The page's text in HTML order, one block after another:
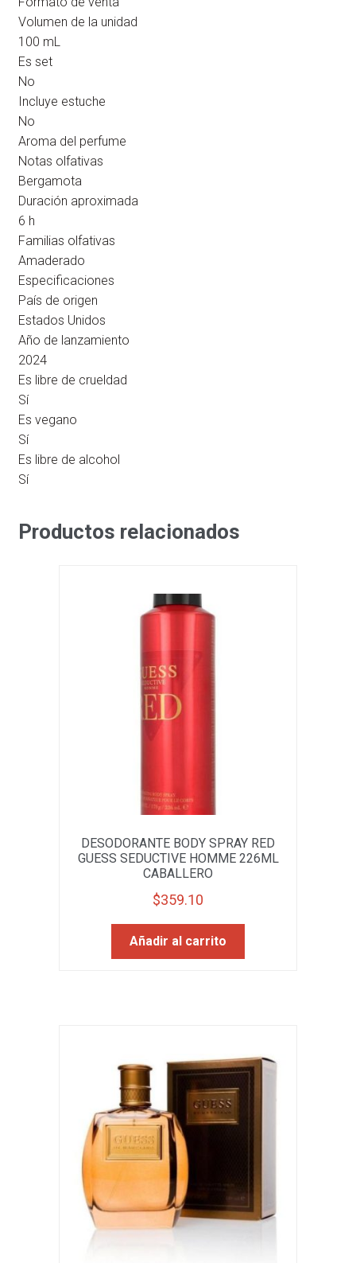
Volumen de la unidad
100 mL
Es set
No
Incluye estuche
No
Aroma del perfume
Notas olfativas
Bergamota
Duración aproximada
6 h
Familias olfativas
Amaderado
Especificaciones
País de origen
Estados Unidos
Año de lanzamiento
2024
Es libre de crueldad
Sí
Es vegano
Sí
Es libre de alcohol
Sí
Productos relacionados
DESODORANTE BODY SPRAY RED
GUESS SEDUCTIVE HOMME 226ML
CABALLERO
$359.10
Añadir al carrito